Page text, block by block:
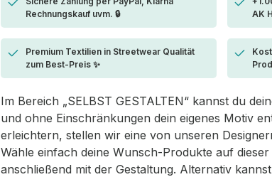
Rechnungskauf uvm. 🔒
AK
Premium Textilien in Streetwear Qualität
zum Best-Preis ✨
Im Bereich „SELBST GESTALTEN“ kannst du
und ohne Einschränkungen dein eigenes Motiv
erleichtern, stellen wir eine von unseren
Wähle einfach deine Wunsch-Produkte auf
anschließend mit der Gestaltung. Alternativ